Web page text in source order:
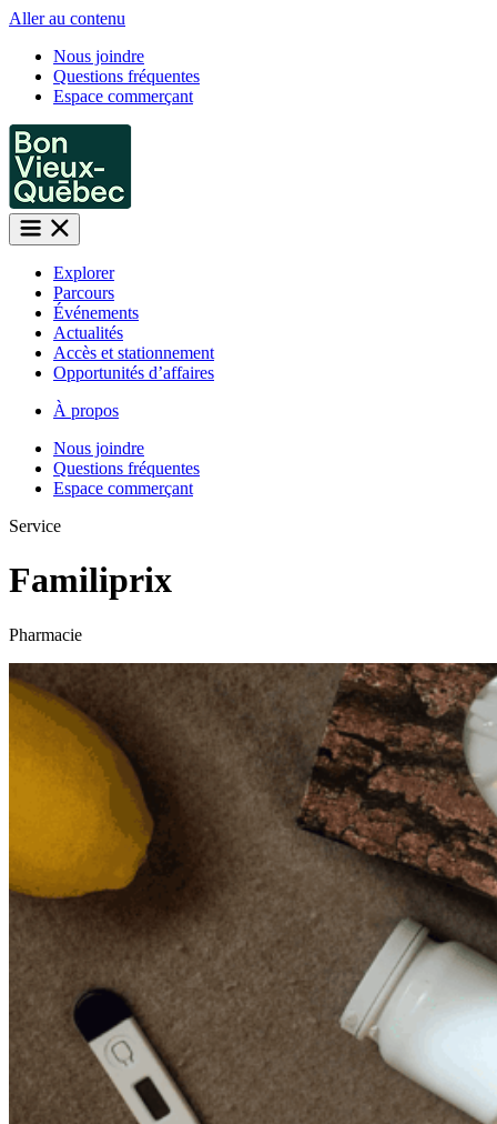
Aller au contenu
Nous joindre
Questions fréquentes
Espace commerçant
Explorer
Parcours
Événements
Actualités
Accès et stationnement
Opportunités d’affaires
À propos
Nous joindre
Questions fréquentes
Espace commerçant
Service
Familiprix
Pharmacie